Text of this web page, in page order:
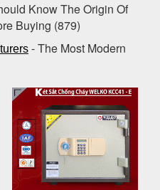
Know The Origin Of
Buying (879)
- The Most Modern